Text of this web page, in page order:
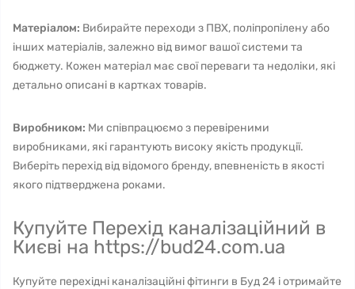
Матеріалом: Вибирайте переходи з ПВХ, поліпропілену або
інших матеріалів, залежно від вимог вашої системи та
бюджету. Кожен матеріал має свої переваги та недоліки, які
детально описані в картках товарів.
Виробником: Ми співпрацюємо з перевіреними
виробниками, які гарантують високу якість продукції.
Виберіть перехід від відомого бренду, впевненість в якості
якого підтверджена роками.
Купуйте Перехід каналізаційний в
Києві на https://bud24.com.ua
Купуйте перехідні каналізаційні фітинги в Буд 24 і отримайте